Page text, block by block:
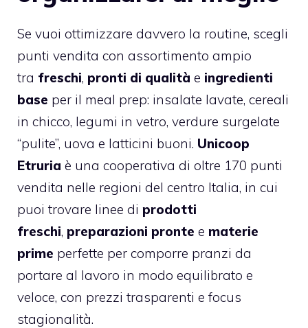
Se vuoi ottimizzare davvero la routine, scegli
punti vendita con assortimento ampio
tra freschi, pronti di qualità e ingredienti
base per il meal prep: insalate lavate, cereali
in chicco, legumi in vetro, verdure surgelate
“pulite”, uova e latticini buoni. Unicoop
Etruria è una cooperativa di oltre 170 punti
vendita nelle regioni del centro Italia, in cui
puoi trovare linee di prodotti
freschi, preparazioni pronte e materie
prime perfette per comporre pranzi da
portare al lavoro in modo equilibrato e
veloce, con prezzi trasparenti e focus
stagionalità.